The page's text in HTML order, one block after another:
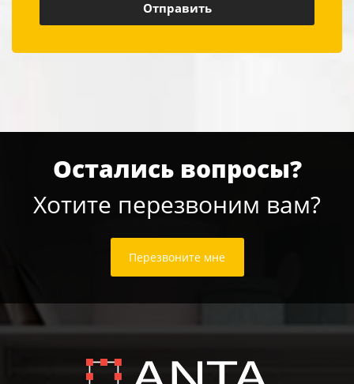
Остались вопросы?
Хотите перезвоним вам?
Перезвоните мне